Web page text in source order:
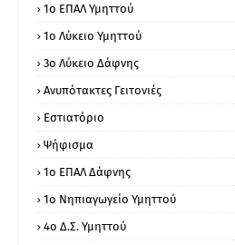
1o ΕΠΑΛ Υμηττού
1ο Λύκειο Υμηττού
3ο Λύκειο Δάφνης
Ανυπότακτες Γειτονιές
Εστιατόριο
Ψήφισμα
1ο ΕΠΑΛ Δάφνης
1ο Νηπιαγωγείο Υμηττού
4ο Δ.Σ. Υμηττού